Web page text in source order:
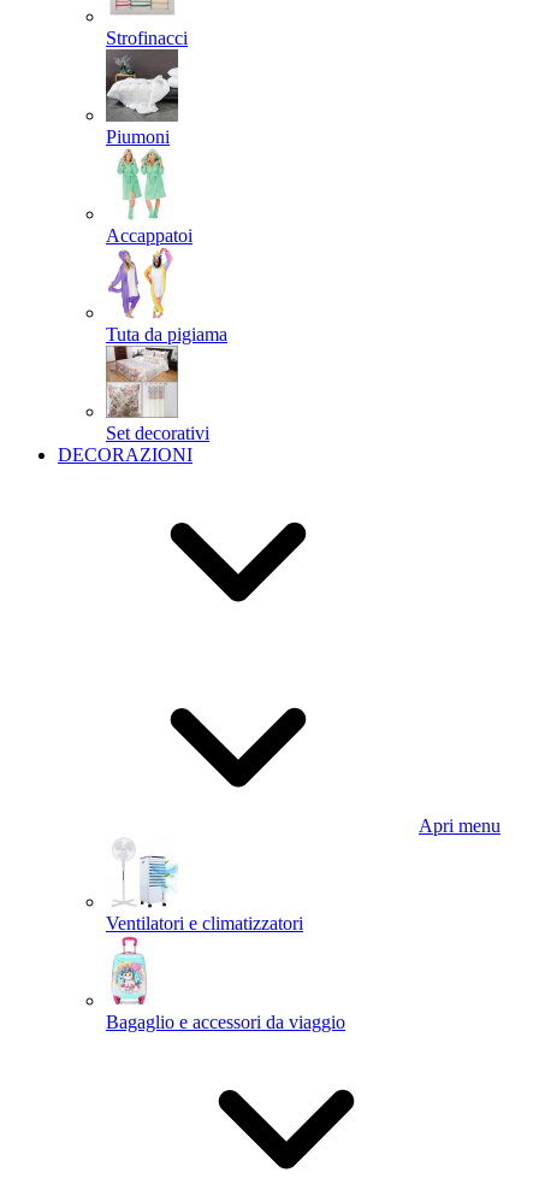
Strofinacci
Piumoni
Accappatoi
Tuta da pigiama
Set decorativi
DECORAZIONI
Apri menu
Ventilatori e climatizzatori
Bagaglio e accessori da viaggio